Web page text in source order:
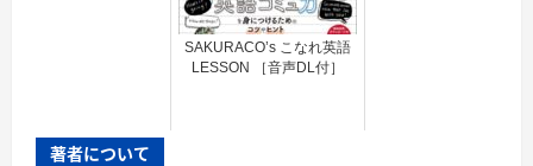
SAKURACO’s こなれ英語
LESSON ［音声DL付］
著者について